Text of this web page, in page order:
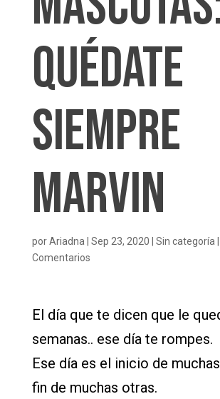
Quédate
siempre
Marvin
porAriadna Sep 23, 2020 Sin categoría
Comentarios
El día que te dicen que le
semanas.. ese día te rompes.
Ese día es el inicio de
fin de muchas otras.